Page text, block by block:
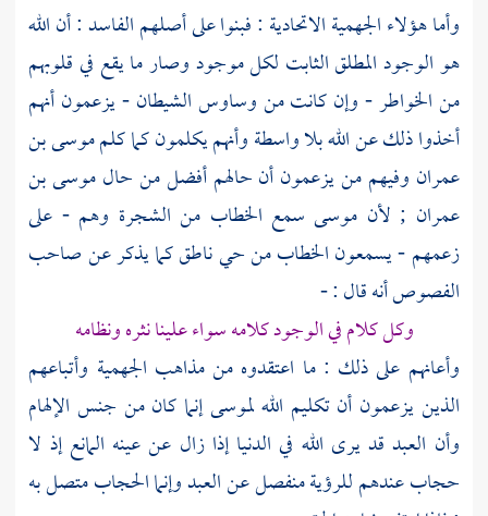
وأما هؤلاءالجهمية الاتحادية : فبنوا على أصلهم الفاسد : أن الله
هو الوجود المطلق الثابت لكل موجود وصار ما يقع في قلوبهم
من الخواطر - وإن كانت من وساوس الشيطان - يزعمون أنهم
أخذوا ذلك عن الله بلا واسطة وأنهم يكلمون كما كلمموسى بن
عمران وفيهم من يزعمون أن حالهم أفضل من حالموسى بن
عمران ; لأن موسى سمع الخطاب من الشجرة وهم - على
زعمهم - يسمعون الخطاب من حي ناطق كما يذكر عن صاحب
الفصوص أنه قال : -
وكل كلام في الوجود كلامه سواء علينا نثره ونظامه
وأعانهم على ذلك : ما اعتقدوه من مذاهب الجهمية وأتباعهم
الذين يزعمون أن تكليم اللهلموسىإنما كان من جنس الإلهام
وأن العبد قد يرى الله في الدنيا إذا زال عن عينه المانع إذ لا
حجاب عندهم للرؤية منفصل عن العبد وإنما الحجاب متصل به